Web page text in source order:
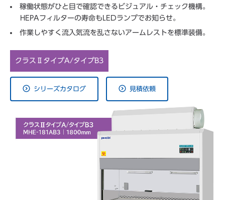
稼働状態がひと目で確認できるビジュアル・チェック機構。
HEPAフィルターの寿命もLEDランプでお知らせ。
作業しやすく流入気流を乱さないアームレストを標準装備。
クラスⅡタイプA/タイプB3
シリーズカタログ 見積依頼